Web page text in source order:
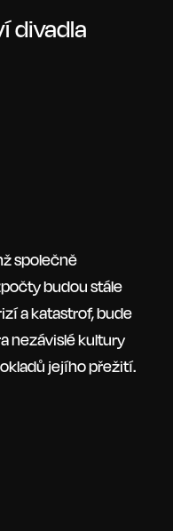
divadla
společně
budou stále
a katastrof, bude
nezávislé kultury
jejího přežití.